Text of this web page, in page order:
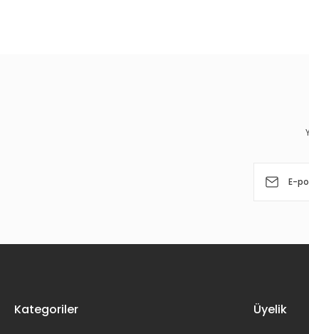
Kategoriler Üyelik